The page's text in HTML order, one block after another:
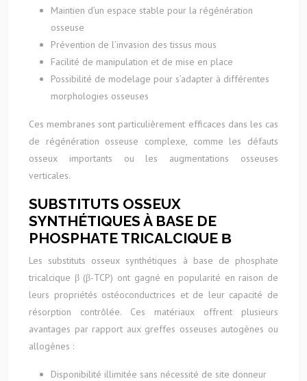
Maintien d’un espace stable pour la régénération
osseuse
Prévention de l’invasion des tissus mous
Facilité de manipulation et de mise en place
Possibilité de modelage pour s’adapter à différentes
morphologies osseuses
Ces membranes sont particulièrement efficaces dans les cas
de régénération osseuse complexe, comme les défauts
osseux importants ou les augmentations osseuses
verticales.
SUBSTITUTS OSSEUX
SYNTHÉTIQUES À BASE DE
PHOSPHATE TRICALCIQUE Β
Les substituts osseux synthétiques à base de phosphate
tricalcique β (β-TCP) ont gagné en popularité en raison de
leurs propriétés ostéoconductrices et de leur capacité de
résorption contrôlée. Ces matériaux offrent plusieurs
avantages par rapport aux greffes osseuses autogènes ou
allogènes :
Disponibilité illimitée sans nécessité de site donneur